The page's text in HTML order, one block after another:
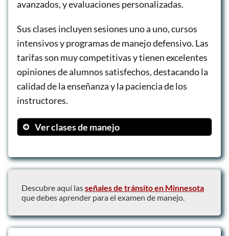
avanzados, y evaluaciones personalizadas.
Sus clases incluyen sesiones uno a uno, cursos
intensivos y programas de manejo defensivo. Las
tarifas son muy competitivas y tienen excelentes
opiniones de alumnos satisfechos, destacando la
calidad de la enseñanza y la paciencia de los
instructores.
Ver clases de manejo
Cursos intensivos
Descubre aquí lasseñales de tránsito en Minnesota
que debes aprender para el examen de manejo.